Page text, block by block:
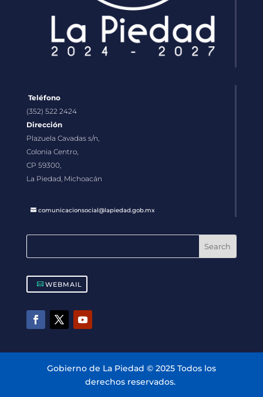
Teléfono
(352) 522 2424
Dirección
Plazuela Cavadas s/n,
Colonia Centro,
CP 59300,
La Piedad, Michoacán
comunicacionsocial@lapiedad.gob.mx
WEBMAIL
Gobierno de La Piedad © 2025 Todos los
derechos reservados.